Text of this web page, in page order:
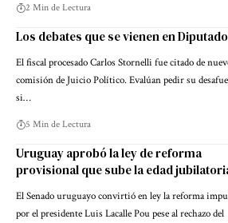
2 Min de Lectura
Los debates que se vienen en
El fiscal procesado Carlos Stornelli fue citado de
comisión de Juicio Político. Evalúan pedir su
si…
5 Min de Lectura
Uruguay aprobó la ley de reforma
provisional que sube la edad
El Senado uruguayo convirtió en ley la reforma
por el presidente Luis Lacalle Pou pese al rechazo del